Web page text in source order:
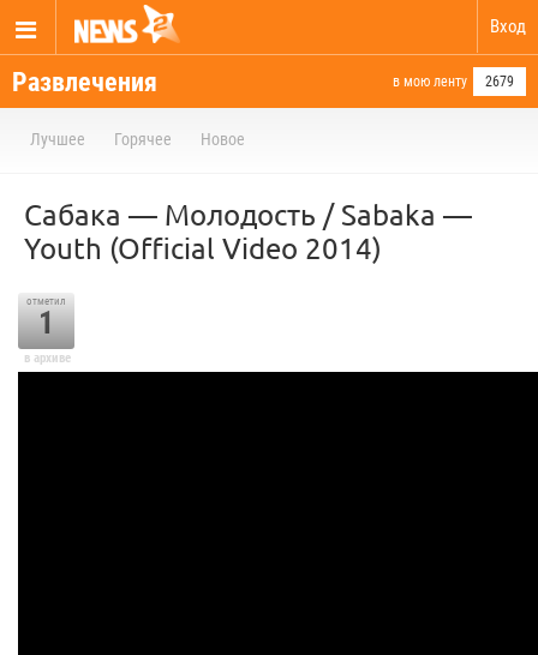
Вход
Развлечения в мою ленту 2679
Лучшее Горячее Новое
Сабака — Молодость / Sabaka —
Youth (Official Video 2014)
отметил
1
в архиве